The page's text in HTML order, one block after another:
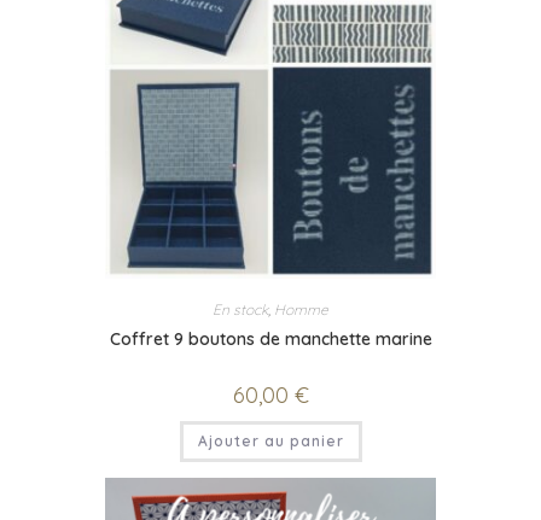
En stock, Homme
Coffret 9 boutons de manchette marine
60,00 €
Ajouter au panier